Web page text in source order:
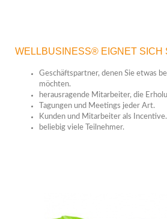
WELLBUSINESS® EIGNET
Geschäftspartner, denen Sie etwas
möchten.
herausragende Mitarbeiter, die
Tagungen und Meetings jeder Art.
Kunden und Mitarbeiter als Incentive.
beliebig viele Teilnehmer.